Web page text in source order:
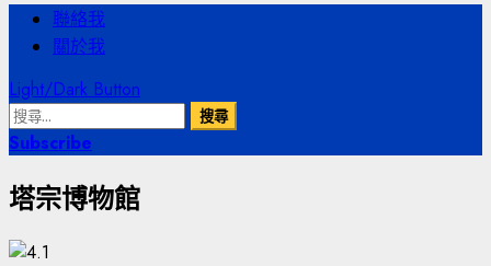
Primary
Menu
聯絡我
關於我
Light/Dark Button
搜
尋
鍵
Subscribe
塔宗博物館